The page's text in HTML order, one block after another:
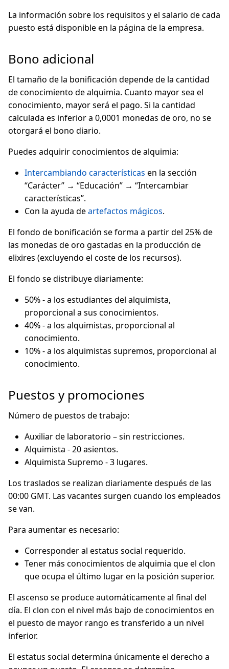
La información sobre los requisitos y el salario de cada
puesto está disponible en la página de la empresa.
Bono adicional
El tamaño de la bonificación depende de la cantidad
de conocimiento de alquimia. Cuanto mayor sea el
conocimiento, mayor será el pago. Si la cantidad
calculada es inferior a 0,0001 monedas de oro, no se
otorgará el bono diario.
Puedes adquirir conocimientos de alquimia:
Intercambiando características en la sección
“Carácter” → “Educación” → “Intercambiar
características”.
Con la ayuda deartefactos mágicos.
El fondo de bonificación se forma a partir del 25% de
las monedas de oro gastadas en la producción de
elixires (excluyendo el coste de los recursos).
El fondo se distribuye diariamente:
50% - a los estudiantes del alquimista,
proporcional a sus conocimientos.
40% - a los alquimistas, proporcional al
conocimiento.
10% - a los alquimistas supremos, proporcional al
conocimiento.
Puestos y promociones
Número de puestos de trabajo:
Auxiliar de laboratorio – sin restricciones.
Alquimista - 20 asientos.
Alquimista Supremo - 3 lugares.
Los traslados se realizan diariamente después de las
00:00 GMT. Las vacantes surgen cuando los empleados
se van.
Para aumentar es necesario:
Corresponder al estatus social requerido.
Tener más conocimientos de alquimia que el clon
que ocupa el último lugar en la posición superior.
El ascenso se produce automáticamente al final del
día. El clon con el nivel más bajo de conocimientos en
el puesto de mayor rango es transferido a un nivel
inferior.
El estatus social determina únicamente el derecho a